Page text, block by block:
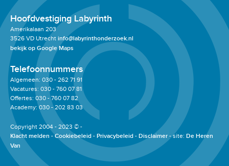
Hoofdvestiging Labyrinth
Amerikalaan 203
3526 VD Utrecht info@labyrinthonderzoek.nl
bekijk op Google Maps
Telefoonnummers
Algemeen: 030 - 262 71 91
Vacatures: 030 - 760 07 81
Offertes: 030 - 760 07 82
Academy: 030 - 202 83 03
Copyright 2004 - 2023 © -
Klacht melden Cookiebeleid Privacybeleid Disclaimer site: De Heren
Van